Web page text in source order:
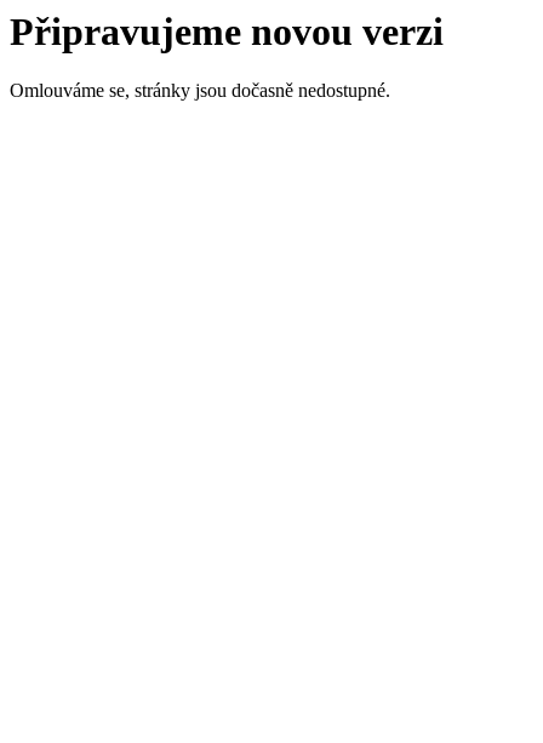
Připravujeme novou verzi
Omlouváme se, stránky jsou dočasně nedostupné.